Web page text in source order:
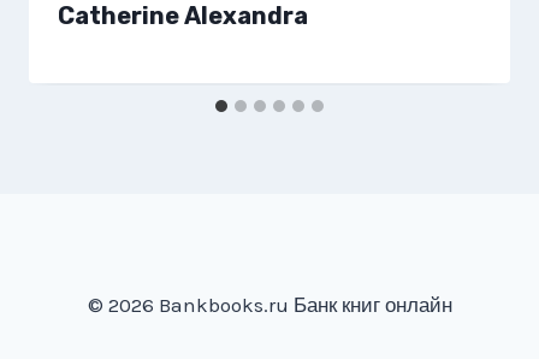
Catherine Alexandra
© 2026 Bankbooks.ru Банк книг онлайн